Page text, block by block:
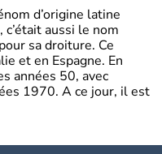
d’origine latine
aussi le nom
sa droiture. Ce
et en Espagne. En
années 50, avec
1970. A ce jour, il est